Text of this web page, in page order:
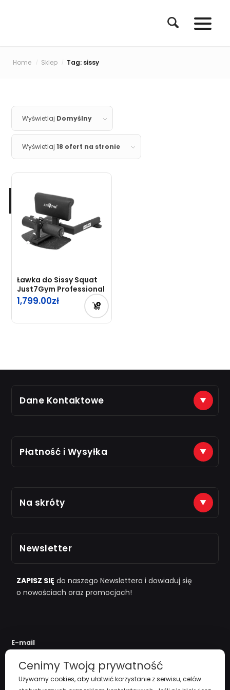
Home / Sklep / Tag: sissy
Wyświetlaj Domyślny
Wyświetlaj18 ofert na stronie
Ławka do Sissy Squat
Just7Gym Professional
1,799.00
Dane Kontaktowe
(+48) 888 561 463
na e-maile odpisujemy od 8.00 do 16.00
Płatność i Wysyłka
Just7Gym
i "przy zamówieniu powyżej 1000zł
Na skróty
Zarejestruj się
Regulamin
Newsletter
ZAPISZ SIĘ do naszego Newslettera i dowiaduj się
o nowościach oraz promocjach!
E-mail
Cenimy Twoją prywatność
Używamy cookies, aby ułatwić korzystanie z serwisu, celów